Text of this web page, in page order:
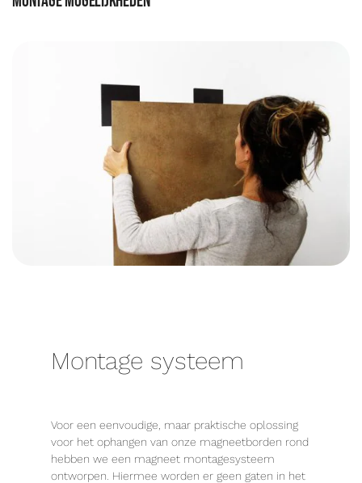
Montage systeem
Voor een eenvoudige, maar praktische oplossing
voor het ophangen van onze magneetborden rond
hebben we een magneet montagesysteem
ontworpen. Hiermee worden er geen gaten in het